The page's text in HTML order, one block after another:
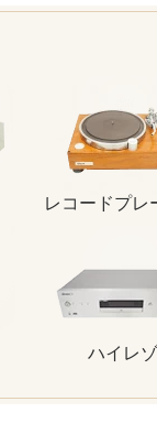
レコードプレ
ハイレ